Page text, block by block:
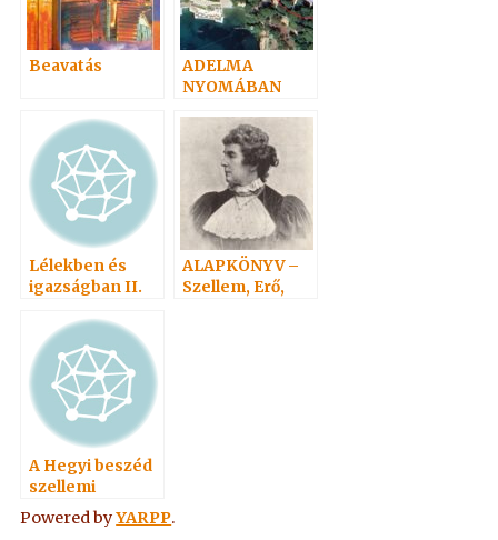
Beavatás
ADELMA
NYOMÁBAN
Lélekben és
igazságban II.
ALAPKÖNYV –
Szellem, Erő,
A Hegyi beszéd
szellemi
magyarázata-
Máté I. 1999
Powered byYARPP.